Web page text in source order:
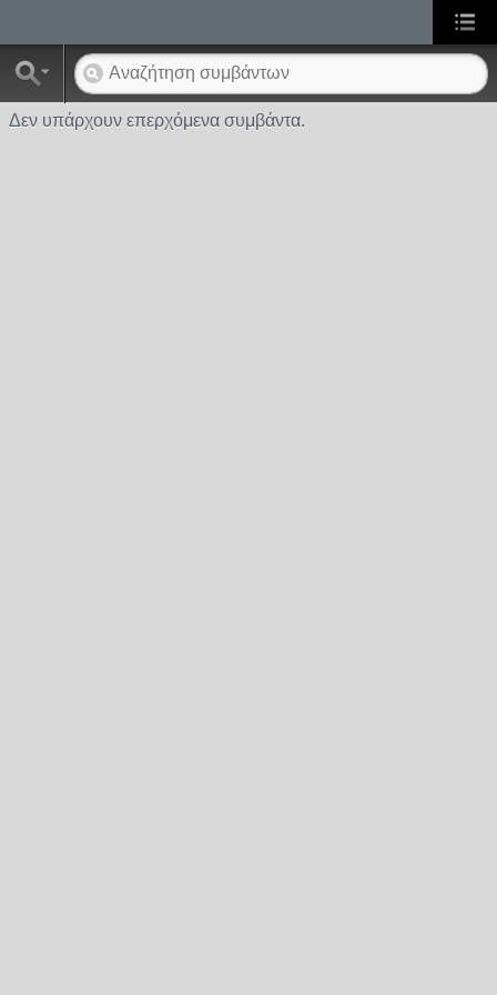
Δεν υπάρχουν επερχόμενα συμβάντα.